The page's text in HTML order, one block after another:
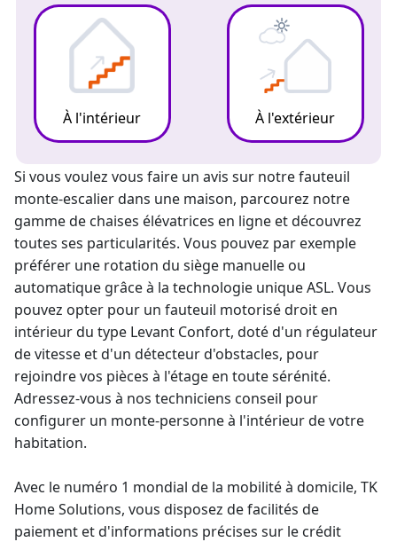
À l'intérieur À l'extérieur
Si vous voulez vous faire un avis sur notre fauteuil
monte-escalierdans une maison, parcourez notre
gamme de chaises élévatrices en ligne et découvrez
toutes ses particularités. Vous pouvez par exemple
préférer une rotation du siège manuelle ou
automatique grâce à la technologie unique ASL. Vous
pouvez opter pour un fauteuil motorisé droit en
intérieur du type Levant Confort, doté d'un régulateur
de vitesse et d'un détecteur d'obstacles, pour
rejoindre vos pièces à l'étage en toute sérénité.
Adressez-vous à nos techniciens conseil pour
configurer un monte-personne à l'intérieur de votre
habitation.
Avec le numéro 1 mondial de la mobilité à domicile, TK
Home Solutions, vous disposez de facilités de
paiement et d'informations précises sur le crédit